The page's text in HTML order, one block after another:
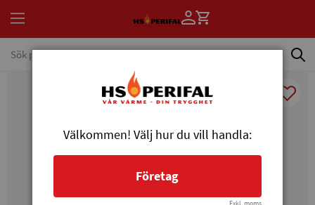
Välkommen! Välj hur du vill handla:
Företag